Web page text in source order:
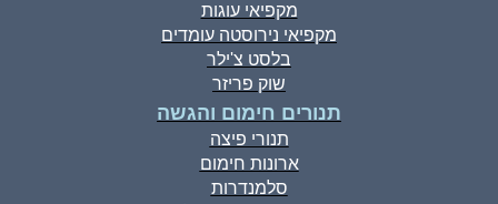
מקפיאי עוגות
מקפיאי נירוסטה עומדים
בלסט צ'ילר
שוק פריזר
תנורים חימום והגשה
תנורי פיצה
ארונות חימום
סלמנדרות